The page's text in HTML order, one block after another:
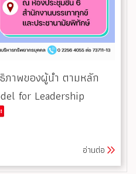
ภาพของผู้นำ ตามหลัก
for Leadership
อ่านต่อ